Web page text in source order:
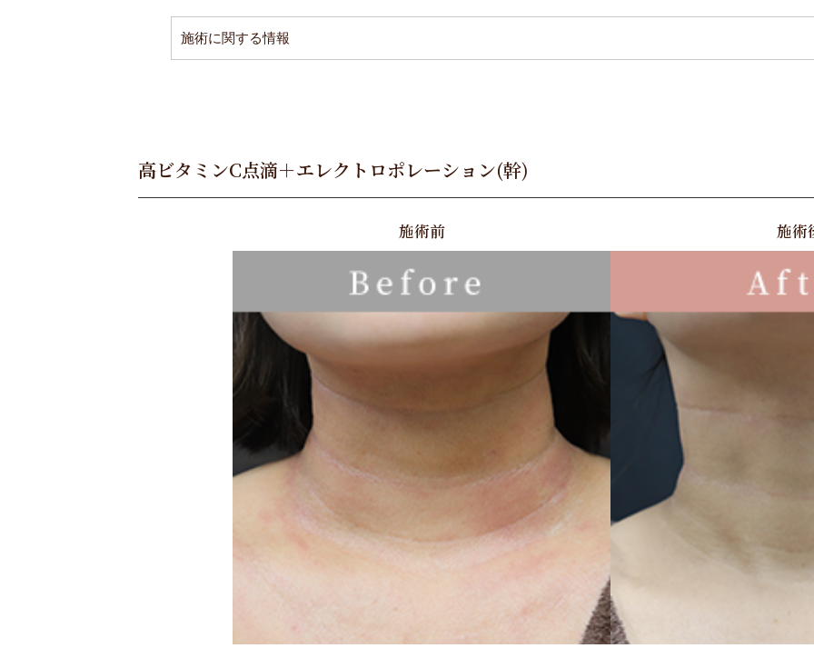
施術に関する情報
高ビタミンC点滴＋エレクトロポレーション(幹)
施術前 施術